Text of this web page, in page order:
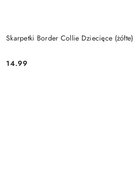
Skarpetki Border Collie Dziecięce (żółte)
Cena:
14.99